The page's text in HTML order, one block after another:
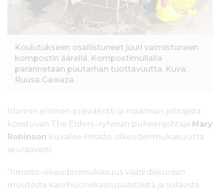
Koulutukseen osallistuneet juuri valmistuneen
kompostin äärellä. Kompostimullalla
parannetaan puutarhan tuottavuutta. Kuva:
Ruusa Gawaza.
Irlannin entinen presidentti ja maailman johtajista
koostuvan The Elders -ryhmän puheenjohtaja Mary
Robinson kuvailee ilmasto-oikeudenmukaisuutta
seuraavasti:
“Ilmasto-oikeudenmukaisuus vaatii diskurssin
muutosta kasvihuonekaasupäästöistä ja sulavista